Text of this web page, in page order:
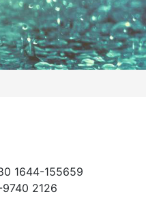
1644-155659
2126